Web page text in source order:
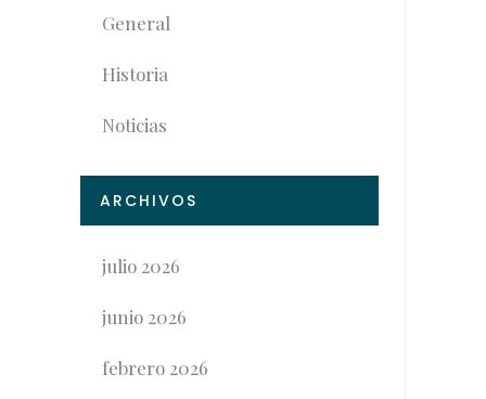
General
Historia
Noticias
ARCHIVOS
julio 2026
junio 2026
febrero 2026